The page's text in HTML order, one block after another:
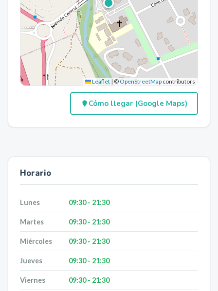
Leaflet | ©OpenStreetMap contributors
Cómo llegar (Google Maps)
Horario
Lunes 09:30 - 21:30
Martes 09:30 - 21:30
Miércoles 09:30 - 21:30
Jueves 09:30 - 21:30
Viernes 09:30 - 21:30